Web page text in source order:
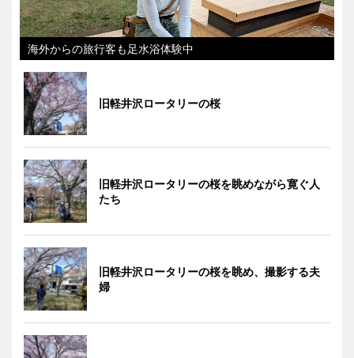
海外からの旅行客も足水浴体験中
旧軽井沢ロータリーの桜
旧軽井沢ロータリーの桜を眺めながら寛ぐ人
たち
旧軽井沢ロータリーの桜を眺め、撮影する夫
婦